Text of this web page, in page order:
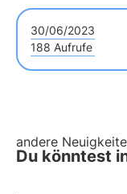
30/06/2023
188 Aufrufe
andere
Du könntest